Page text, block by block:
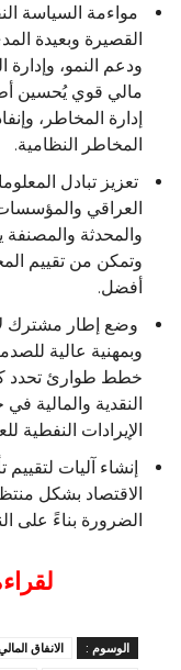
مواءمة السياسة
القصيرة وبعيدة
ودعم النمو،
مالي قوي يُحسين
إدارة المخاطر،
المخاطر النظامية.
تعزيز تبادل
العراقي والمؤسسات
والمحدثة
وتمكن من تقييم
أفضل.
وضع إطار مشترك
وبمهنية عالية
خطط طوارئ تحدد
النقدية والمالية
الإيرادات النفطية
إنشاء آليات لتقييم
الاقتصاد بشكل
الضرورة بناءً على
الوسوم : الانفاق